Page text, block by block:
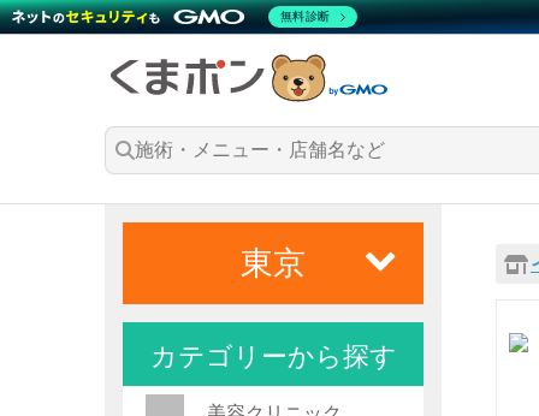
東京
カテゴリーから探す
無料診断